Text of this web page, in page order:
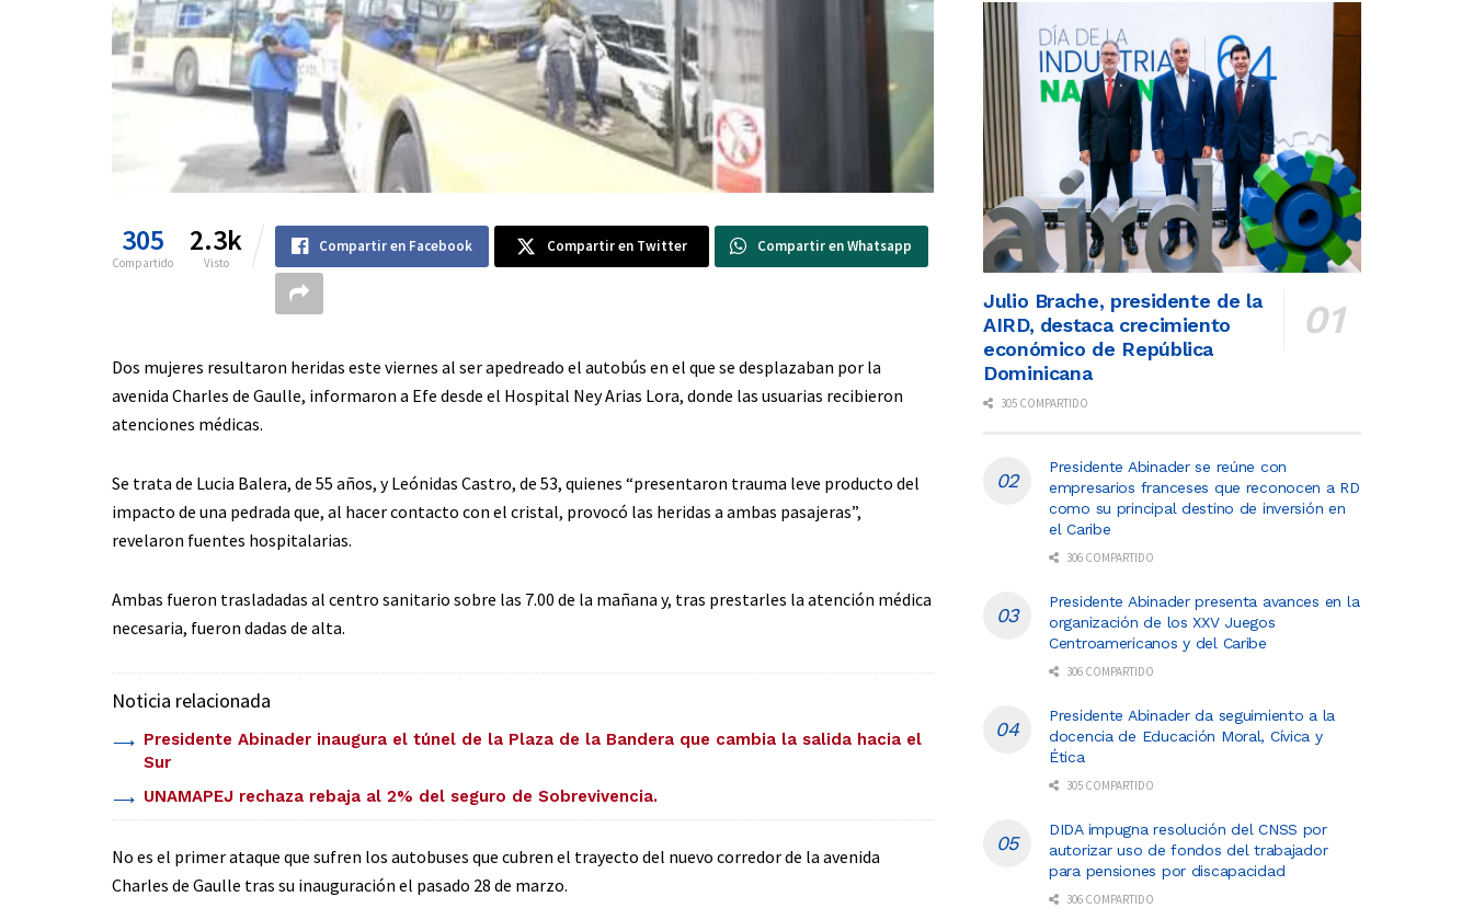
305
Compartido
2.3k
Visto
Compartir en Facebook Compartir en Twitter Compartir en Whatsapp
Dos mujeres resultaron heridas este viernes al ser apedreado el autobús en el que se desplazaban por la
avenida Charles de Gaulle, informaron a Efe desde el Hospital Ney Arias Lora, donde las usuarias recibieron
atenciones médicas.
Se trata de Lucia Balera, de 55 años, y Leónidas Castro, de 53, quienes “presentaron trauma leve producto del
impacto de una pedrada que, al hacer contacto con el cristal, provocó las heridas a ambas pasajeras”,
revelaron fuentes hospitalarias.
Ambas fueron trasladadas al centro sanitario sobre las 7.00 de la mañana y, tras prestarles la atención médica
necesaria, fueron dadas de alta.
Noticia relacionada
Presidente Abinader inaugura el túnel de la Plaza de la Bandera que cambia la salida hacia el
Sur
UNAMAPEJ rechaza rebaja al 2% del seguro de Sobrevivencia.
No es el primer ataque que sufren los autobuses que cubren el trayecto del nuevo corredor de la avenida
Charles de Gaulle tras su inauguración el pasado 28 de marzo.
Julio Brache, presidente de la
AIRD, destaca crecimiento
económico de República
Dominicana
305 COMPARTIDO
Presidente Abinader se reúne con
empresarios franceses que reconocen a RD
como su principal destino de inversión en
el Caribe
306 COMPARTIDO
Presidente Abinader presenta avances en la
organización de los XXV Juegos
Centroamericanos y del Caribe
306 COMPARTIDO
Presidente Abinader da seguimiento a la
docencia de Educación Moral, Cívica y
Ética
305 COMPARTIDO
DIDA impugna resolución del CNSS por
autorizar uso de fondos del trabajador
para pensiones por discapacidad
306 COMPARTIDO